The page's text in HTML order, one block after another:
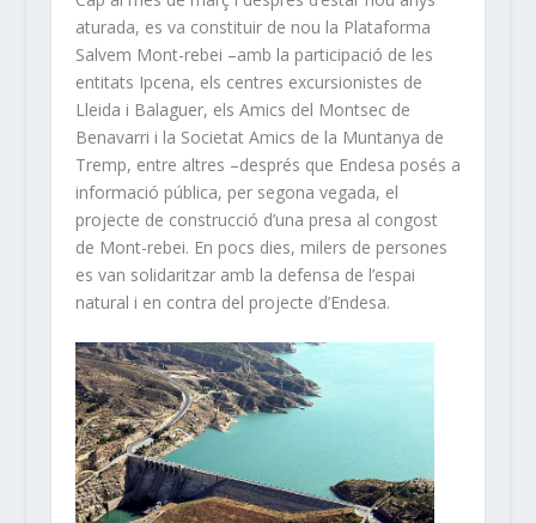
aturada, es va constituir de nou la Plataforma
Salvem Mont-rebei –amb la participació de les
entitats Ipcena, els centres excursionistes de
Lleida i Balaguer, els Amics del Montsec de
Benavarri i la Societat Amics de la Muntanya de
Tremp, entre altres –després que Endesa posés a
informació pública, per segona vegada, el
projecte de construcció d’una presa al congost
de Mont-rebei. En pocs dies, milers de persones
es van solidaritzar amb la defensa de l’espai
natural i en contra del projecte d’Endesa.